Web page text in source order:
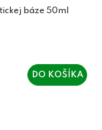
báze 50ml
DO KOŠÍKA